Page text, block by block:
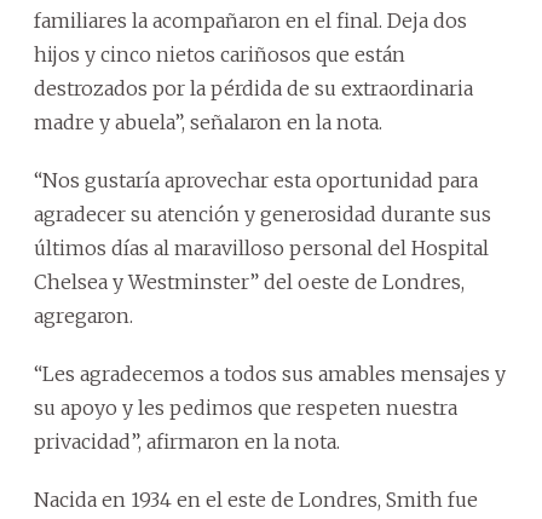
familiares la acompañaron en el final. Deja dos
hijos y cinco nietos cariñosos que están
destrozados por la pérdida de su extraordinaria
madre y abuela”, señalaron en la nota.
“Nos gustaría aprovechar esta oportunidad para
agradecer su atención y generosidad durante sus
últimos días al maravilloso personal del Hospital
Chelsea y Westminster” del oeste de Londres,
agregaron.
“Les agradecemos a todos sus amables mensajes y
su apoyo y les pedimos que respeten nuestra
privacidad”, afirmaron en la nota.
Nacida en 1934 en el este de Londres, Smith fue